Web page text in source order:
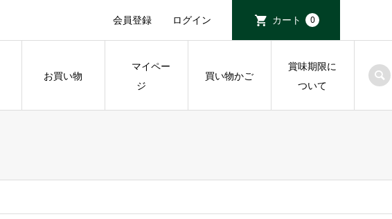
会員登録 ログイン カート 0
お買い物
マイペー
ジ
買い物かご
賞味期限に
ついて